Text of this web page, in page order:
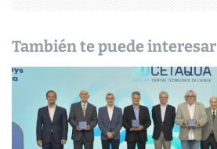
d
e
n
También te puede interesar